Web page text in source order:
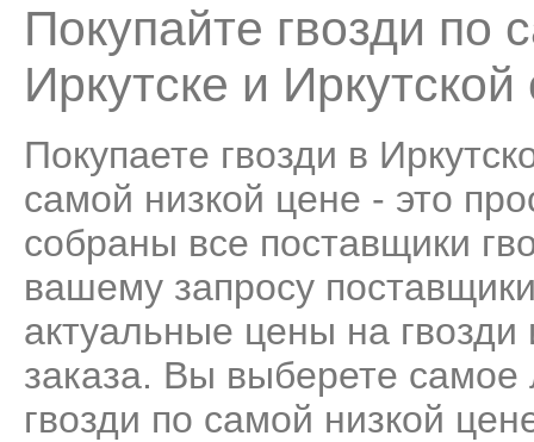
Покупайте гвозди по
Иркутске и Иркутской
Покупаете гвозди в
самой низкой цене - это
собраны все поставщики
вашему запросу
актуальные цены на
заказа. Вы выберете
гвозди по самой низкой